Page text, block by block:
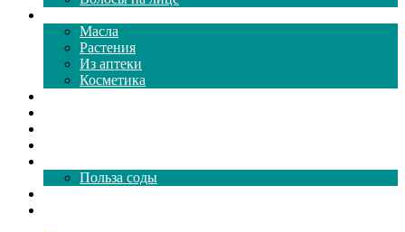
Масла
Растения
Из аптеки
Косметика
Польза соды